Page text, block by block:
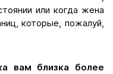
или когда жена
которые, пожалуй,
вам близка более